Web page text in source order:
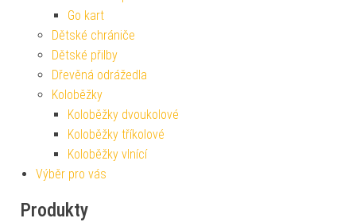
Go kart
Dětské chrániče
Dětské přilby
Dřevěná odrážedla
Koloběžky
Koloběžky dvoukolové
Koloběžky tříkolové
Koloběžky vlnící
Výběr pro vás
Produkty